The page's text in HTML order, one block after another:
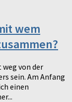
wem
von der
sein. Am Anfang
einen